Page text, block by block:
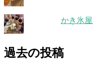
かき氷
過去の投稿